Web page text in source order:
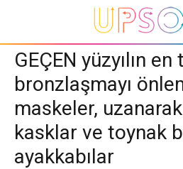
GEÇEN yüzyılın
bronzlaşmayı
maskeler,
kasklar ve toynak
ayakkabılar